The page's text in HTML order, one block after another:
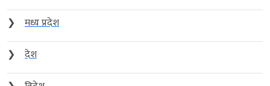
❯
मध्य प्रदेश
❯
देश